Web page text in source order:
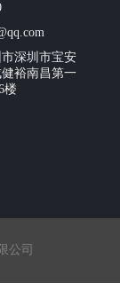
深圳市宝安
裕南昌第一
楼
公司